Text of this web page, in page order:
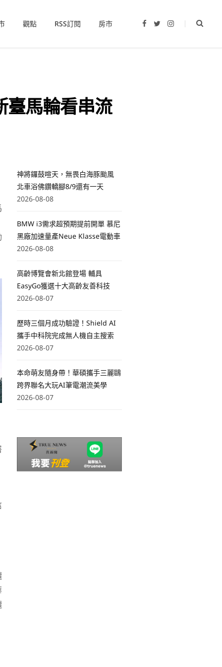
觀點 RSS訂閱 房市
I
臺馬輪看串流
神將鑼鼓喧天，無畏白海豚颱風
北車浴佛鑽轎腳8/9還有一天
2026-08-08
BMW i3需求超預期提前開單 慕尼
黑廠加速量產Neue Klasse電動車
2026-08-08
高齡博覽會新北館登場 輔具
EasyGo獲選十大高齡友善科技
2026-08-07
歷時三個月成功驗證！Shield AI
攜手中科院完成無人機自主搜索
2026-08-07
本命萌友隨身帶！華碩攜手三麗鷗
跨界聯名大玩AI筆電潮流美學
2026-08-07